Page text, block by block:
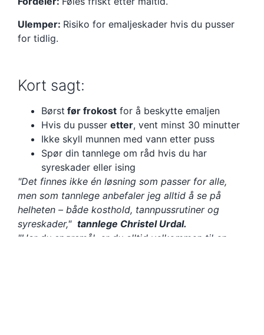
Ulemper: Risiko for emaljeskader hvis du pusser
for tidlig.
Kort sagt:
Børst før frokost for å beskytte emaljen
Hvis du pusser etter, vent minst 30 minutter
Ikke skyll munnen med vann etter puss
Spør din tannlege om råd hvis du har
syreskader eller ising
"Det finnes ikke én løsning som passer for alle,
men som tannlege anbefaler jeg alltid å se på
helheten – både kosthold, tannpussrutiner og
syreskader," tannlege Christel Urdal.
"Har du spørsmål, er du alltid velkommen til en